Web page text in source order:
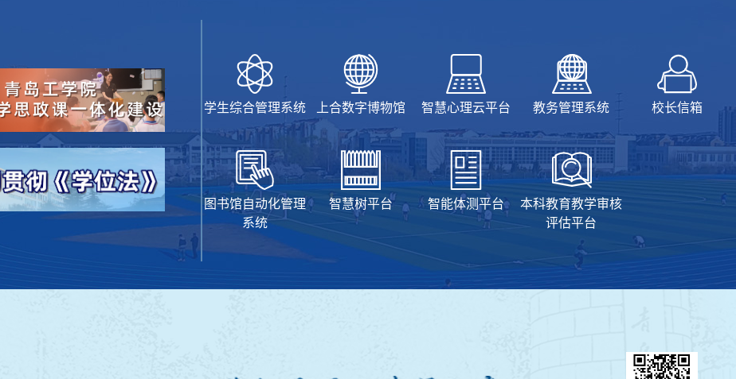
学生综合管理系统 上合数字博物馆 智慧心理云平台 教务管理系统 校长信箱
图书馆自动化管理
系统
智慧树平台 智能体测平台
本科教育教学审核
评估平台